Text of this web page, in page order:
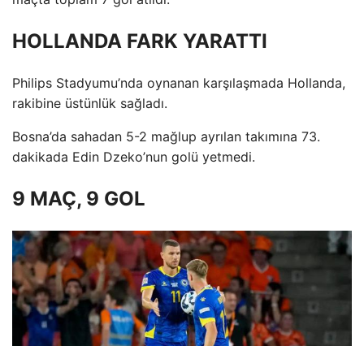
HOLLANDA FARK YARATTI
Philips Stadyumu’nda oynanan karşılaşmada Hollanda,
rakibine üstünlük sağladı.
Bosna’da sahadan 5-2 mağlup ayrılan takımına 73.
dakikada Edin Dzeko’nun golü yetmedi.
9 MAÇ, 9 GOL